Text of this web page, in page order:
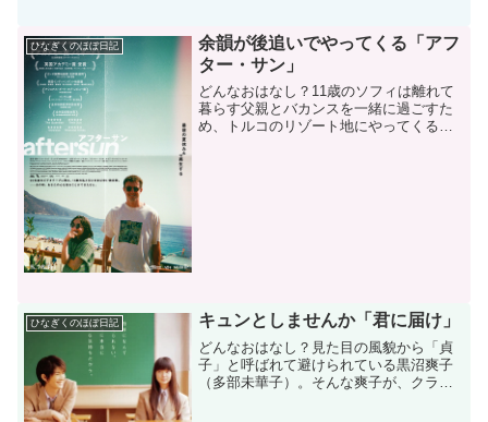
ひなぎくのほぼ日記
余韻が後追いでやってくる「アフ
ター・サン」
どんなおはなし？11歳のソフィは離れて
暮らす父親とバカンスを一緒に過ごすた
め、トルコのリゾート地にやってくる。
ひなぎくのほぼ日記 キュンとしませんか「君に届け」
どんなおはなし？見た目の風貌から「貞
子」と呼ばれて避けられている黒沼爽子
（多部未華子）。そんな爽子が、クラス